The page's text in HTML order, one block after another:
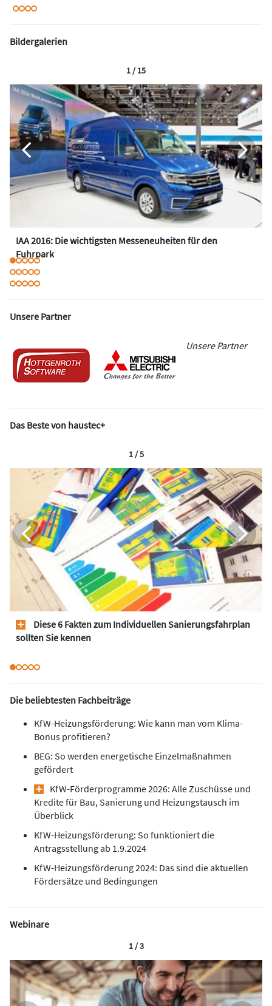
Bildergalerien
IAA 2016: Die wichtigsten Messeneuheiten für den
Fuhrpark
1 / 15
Unsere Partner
Unsere Partner
Das Beste von haustec+
Diese 6 Fakten zum Individuellen Sanierungsfahrplan
sollten Sie kennen
1 / 5
Die beliebtesten Fachbeiträge
KfW-Heizungsförderung: Wie kann man vom Klima-
Bonus profitieren?
BEG: So werden energetische Einzelmaßnahmen
gefördert
KfW-Förderprogramme 2026: Alle Zuschüsse und
Kredite für Bau, Sanierung und Heizungstausch im
Überblick
KfW-Heizungsförderung: So funktioniert die
Antragsstellung ab 1.9.2024
KfW-Heizungsförderung 2024: Das sind die aktuellen
Fördersätze und Bedingungen
Webinare
1 / 3